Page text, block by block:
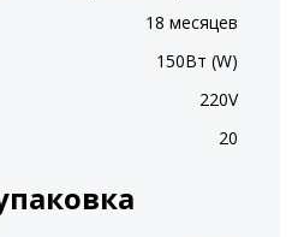
18 месяцев
150Вт (W)
220V
20